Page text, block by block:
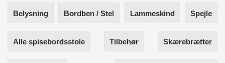
Belysning Bordben / Stel Lammeskind Spejle
Alle spisebordsstole Tilbehør Skærebrætter